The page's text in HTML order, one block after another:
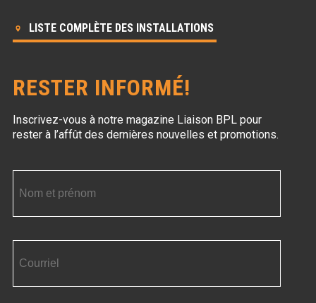
LISTE COMPLÈTE DES INSTALLATIONS
RESTER INFORMÉ!
Inscrivez-vous à notre magazine Liaison BPLpour
rester à l’affût des dernières nouvelles et promotions.